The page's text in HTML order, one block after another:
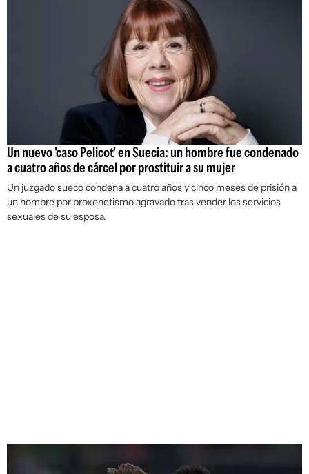
Un nuevo 'caso Pelicot' en Suecia: un hombre fue condenado
a cuatro años de cárcel por prostituir a su mujer
Un juzgado sueco condena a cuatro años y cinco meses de prisión a
un hombre por proxenetismo agravado tras vender los servicios
sexuales de su esposa.